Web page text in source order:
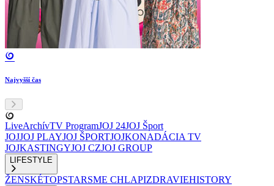
Najvyšší čas
LiveArchívTV ProgramJOJ 24JOJ Šport
JOJJOJ PLAYJOJ ŠPORTJOJKONADÁCIA TV
JOJKASTINGYJOJ CZJOJ GROUP
LIFESTYLE
ŽENSKÉTOPSTARSME CHLAPIZDRAVIEHISTORY